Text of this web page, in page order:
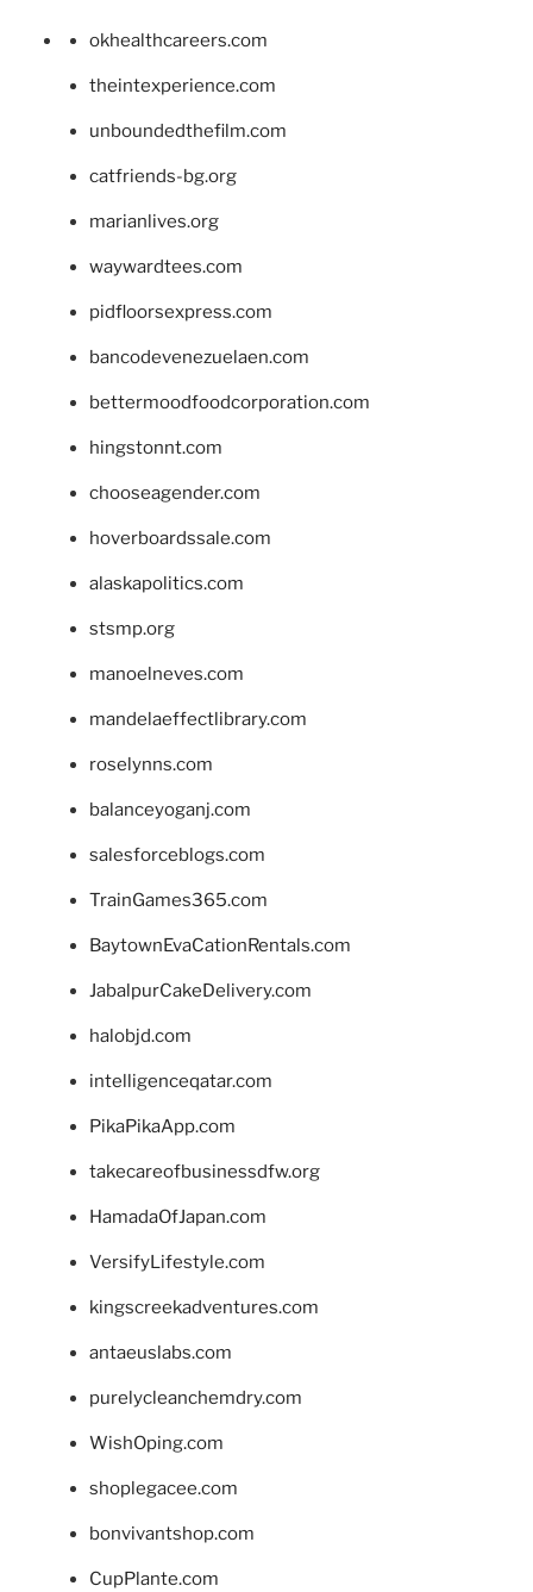
okhealthcareers.com
theintexperience.com
unboundedthefilm.com
catfriends-bg.org
marianlives.org
waywardtees.com
pidfloorsexpress.com
bancodevenezuelaen.com
bettermoodfoodcorporation.com
hingstonnt.com
chooseagender.com
hoverboardssale.com
alaskapolitics.com
stsmp.org
manoelneves.com
mandelaeffectlibrary.com
roselynns.com
balanceyoganj.com
salesforceblogs.com
TrainGames365.com
BaytownEvaCationRentals.com
JabalpurCakeDelivery.com
halobjd.com
intelligenceqatar.com
PikaPikaApp.com
takecareofbusinessdfw.org
HamadaOfJapan.com
VersifyLifestyle.com
kingscreekadventures.com
antaeuslabs.com
purelycleanchemdry.com
WishOping.com
shoplegacee.com
bonvivantshop.com
CupPlante.com